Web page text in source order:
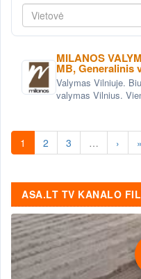
Vietovė
MILANOS
MB, Generalinis
Valymas Vilniuje.
valymas Vilnius.
1 2 3 … › »
ASA.LT TV KANALO